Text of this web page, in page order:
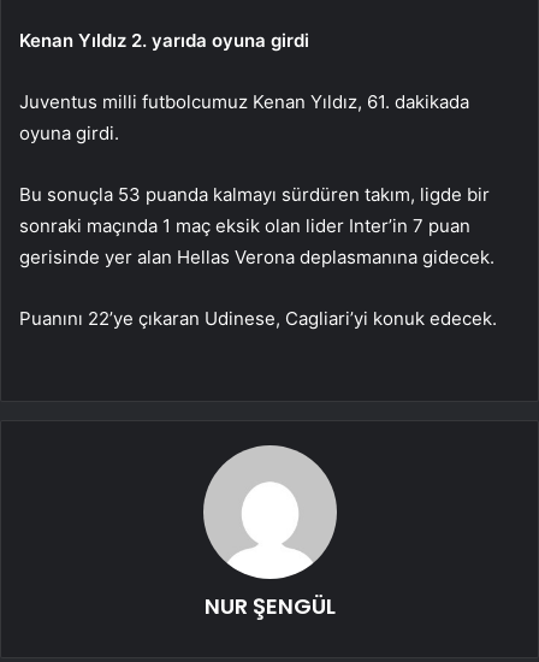
Kenan Yıldız 2. yarıda oyuna girdi
Juventus milli futbolcumuz Kenan Yıldız, 61. dakikada
oyuna girdi.
Bu sonuçla 53 puanda kalmayı sürdüren takım, ligde bir
sonraki maçında 1 maç eksik olan lider Inter’in 7 puan
gerisinde yer alan Hellas Verona deplasmanına gidecek.
Puanını 22’ye çıkaran Udinese, Cagliari’yi konuk edecek.
NUR ŞENGÜL